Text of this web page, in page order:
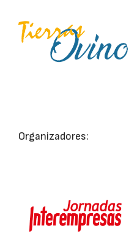
Organizadores: